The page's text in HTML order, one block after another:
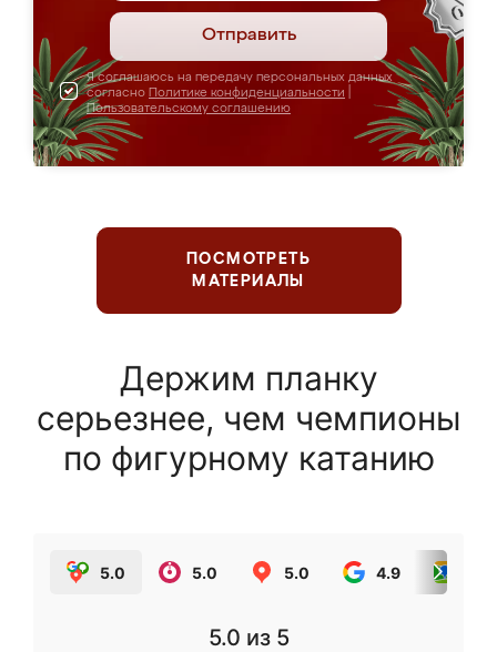
Отправить
Я соглашаюсь на передачу персональных данных
согласно Политике конфиденциальности
Пользовательскому соглашению
ПОСМОТРЕТЬ
МАТЕРИАЛЫ
Держим планку
серьезнее, чем чемпионы
по фигурному катанию
5.0 5.0 5.0 4.9
5.0 из 5